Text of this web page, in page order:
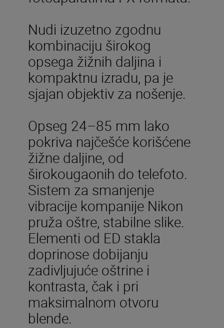
Nudi izuzetno zgodnu
kombinaciju širokog
opsega žižnih daljina i
kompaktnu izradu, pa je
sjajan objektiv za nošenje.
Opseg 24–85 mm lako
pokriva najčešće korišćene
žižne daljine, od
širokougaonih do telefoto.
Sistem za smanjenje
vibracije kompanije Nikon
pruža oštre, stabilne slike.
Elementi od ED stakla
doprinose dobijanju
zadivljujuće oštrine i
kontrasta, čak i pri
maksimalnom otvoru
blende.